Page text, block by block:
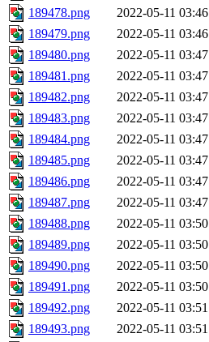
189478.png
2022-05-11 03:46
189479.png
2022-05-11 03:46
189480.png
2022-05-11 03:47
189481.png
2022-05-11 03:47
189482.png
2022-05-11 03:47
189483.png
2022-05-11 03:47
189484.png
2022-05-11 03:47
189485.png
2022-05-11 03:47
189486.png
2022-05-11 03:47
189487.png
2022-05-11 03:47
189488.png
2022-05-11 03:50
189489.png
2022-05-11 03:50
189490.png
2022-05-11 03:50
189491.png
2022-05-11 03:50
189492.png
2022-05-11 03:51
189493.png
2022-05-11 03:51